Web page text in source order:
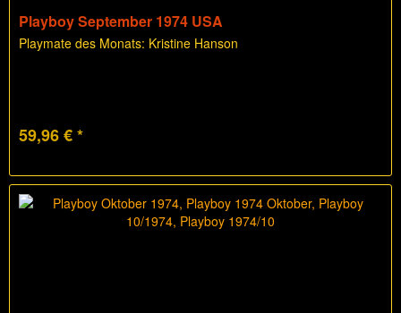
Playboy September 1974 USA
Playmate des Monats: Kristine Hanson
59,96 € *